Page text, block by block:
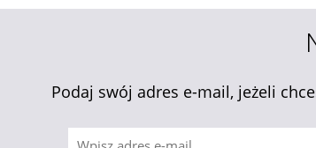
Podaj swój adres e-mail, jeżeli